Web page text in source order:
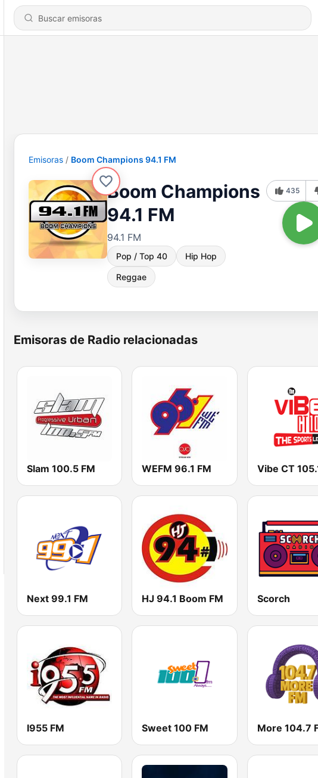
Emisoras Boom Champions 94.1 FM
Boom Champions
94.1 FM
94.1 FM
Pop / Top 40 Hip Hop
Reggae
435
Emisoras de Radio relacionadas
Slam 100.5 FM WEFM 96.1 FM Vibe CT
Next 99.1 FM HJ 94.1 Boom FM Scorch
I955 FM Sweet 100 FM More 104.7